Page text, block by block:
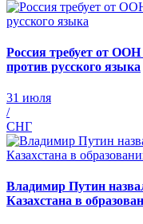
Россия требует от
против русского языка
31 июля
/
СНГ
Владимир Путин
Казахстана в